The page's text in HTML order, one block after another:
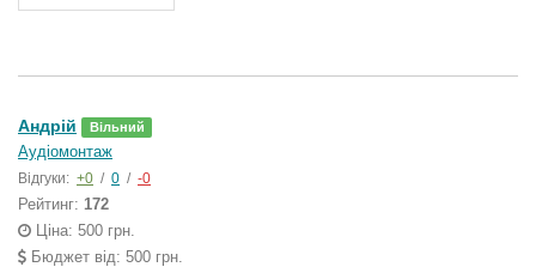
Андрій Вільний
Аудіомонтаж
Відгуки: +0 / 0 / -0
Рейтинг: 172
Ціна: 500 грн.
Бюджет від: 500 грн.